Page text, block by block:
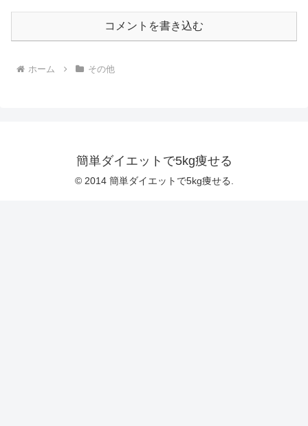
コメントを書き込む
ホーム その他
簡単ダイエットで5kg痩せる
© 2014 簡単ダイエットで5kg痩せる.